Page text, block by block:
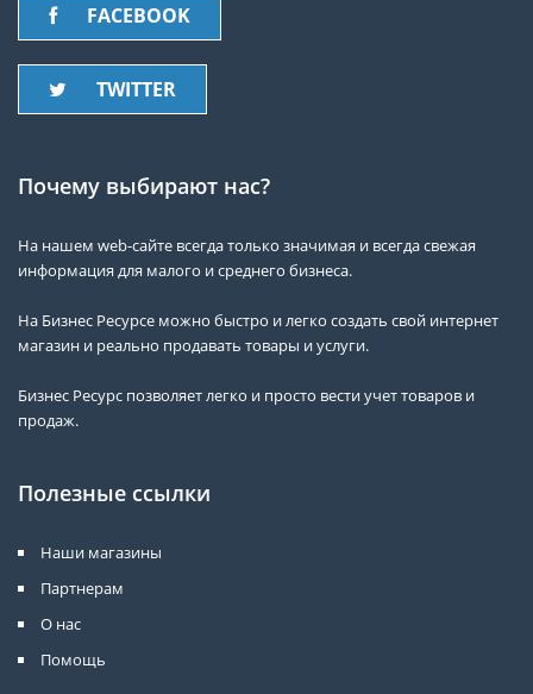
FACEBOOK
TWITTER
Почему выбирают нас?
На нашем web-сайте всегда только значимая и всегда свежая
информация для малого и среднего бизнеса.
На Бизнес Ресурсе можно быстро и легко создать свой интернет
магазин и реально продавать товары и услуги.
Бизнес Ресурс позволяет легко и просто вести учет товаров и
продаж.
Полезные ссылки
Наши магазины
Партнерам
О нас
Помощь